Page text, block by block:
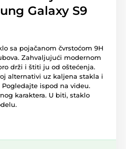
Galaxy S9
sa pojačanom čvrstoćom 9H
Zahvaljujući modernom
drži i štiti ju od oštećenja.
alternativi uz kaljena stakla i
ispod na videu.
karaktera. U biti, staklo